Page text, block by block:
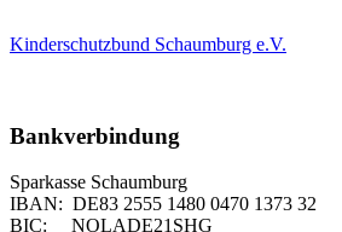
Kinderschutzbund Schaumburg e.V.
Bankverbindung
Sparkasse Schaumburg
IBAN: DE83 2555 1480 0470 1373 32
BIC: NOLADE21SHG